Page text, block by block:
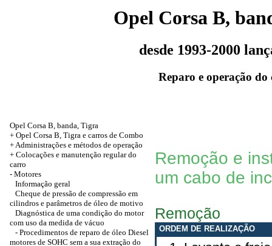
Opel Corsa B,
desde 1993-2000
Reparo e operação do
Opel Corsa B, banda, Tigra
+ Opel Corsa B, Tigra e carros de Combo
+ Administrações e métodos de operação
+ Colocações e manutenção regular do
carro
- Motores
Informação geral
Cheque de pressão de compressão em
cilindros e parâmetros de óleo de motivo
Diagnóstica de uma condição do motor
com uso da medida de vácuo
- Procedimentos de reparo de óleo Diesel
motores de SOHC sem a sua extração do
Remoção e
um cabo de
Remoção
ORDEM DE REALIZAÇÃO